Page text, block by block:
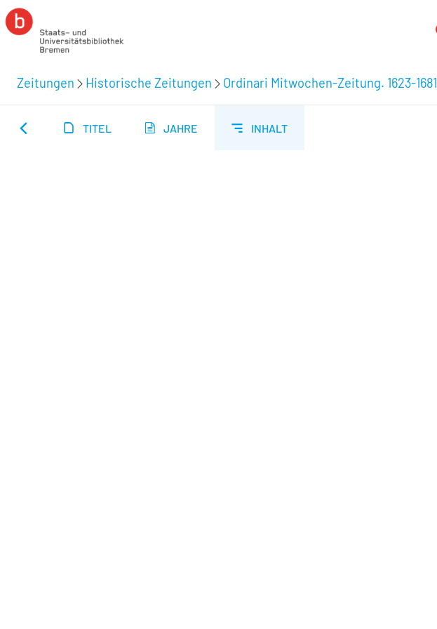
Zeitungen Historische Zeitungen Ordinari Mitwochen-Zeitung. 1623-1681
TITEL JAHRE INHALT